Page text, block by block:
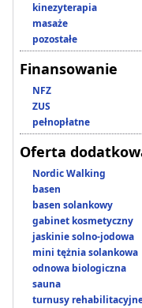
kinezyterapia
masaże
pozostałe
Finansowanie
NFZ
ZUS
pełnopłatne
Oferta
Nordic Walking
basen
basen solankowy
gabinet kosmetyczny
jaskinie solno-jodowa
mini tężnia solankowa
odnowa biologiczna
sauna
turnusy